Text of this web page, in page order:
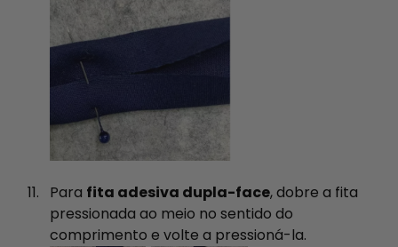
Para fita adesiva dupla-face, dobre a fita
pressionada ao meio no sentido do
comprimento e volte a pressioná-la.